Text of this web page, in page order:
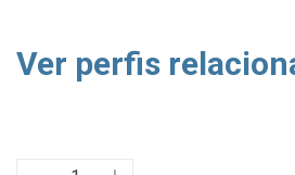
Ver perfis